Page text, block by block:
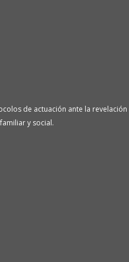
de actuación ante la revelación
y social.